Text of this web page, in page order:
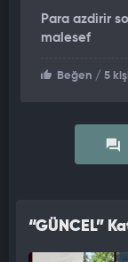
Para azdirir
malesef
Beğen / 5
“GÜNCEL”